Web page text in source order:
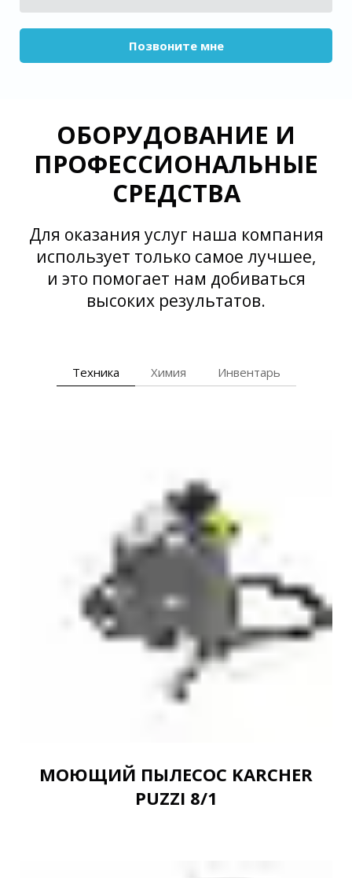
Позвоните мне
ОБОРУДОВАНИЕ И
ПРОФЕССИОНАЛЬНЫЕ
СРЕДСТВА
Для оказания услуг наша компания
использует только самое лучшее,
и это помогает нам добиваться
высоких результатов.
Техника Химия Инвентарь
МОЮЩИЙ ПЫЛЕСОС KARCHER
PUZZI 8/1